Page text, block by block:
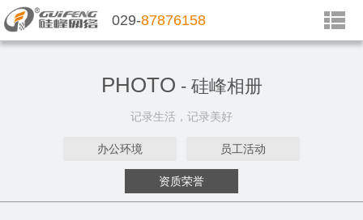
029-87876158
PHOTO - 硅峰相册
记录生活，记录美好
办公环境 员工活动
资质荣誉